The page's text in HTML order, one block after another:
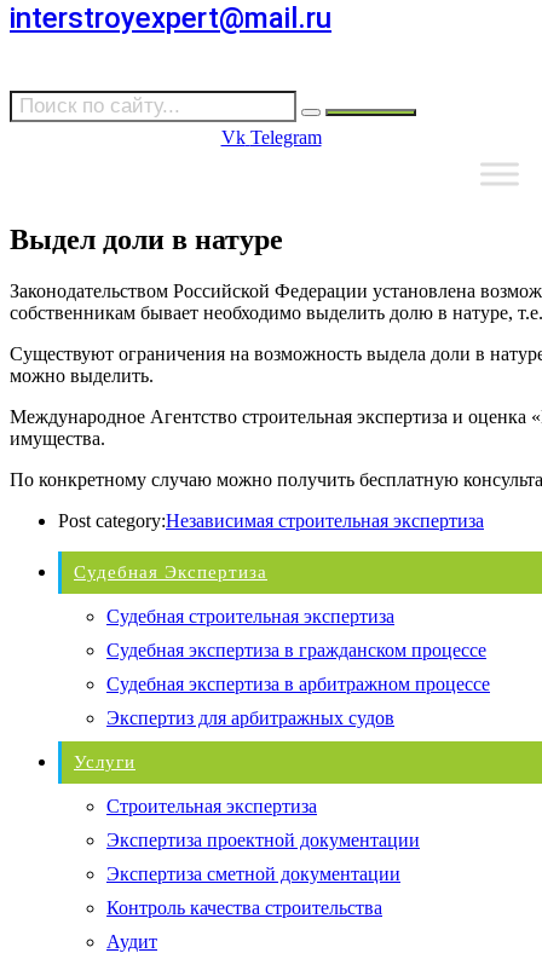
interstroyexpert@mail.ru
Vk Telegram
Выдел доли в натуре
Законодательством Российской Федерации установлена
собственникам бывает необходимо выделить долю в натуре,
Существуют ограничения на возможность выдела доли в
можно выделить.
Международное Агентство строительная экспертиза и оценка
имущества.
По конкретному случаю можно получить бесплатную
Post category:Независимая строительная экспертиза
Судебная Экспертиза
Судебная строительная экспертиза
Судебная экспертиза в гражданском процессе
Судебная экспертиза в арбитражном процессе
Экспертиз для арбитражных судов
Услуги
Строительная экспертиза
Экспертиза проектной документации
Экспертиза сметной документации
Контроль качества строительства
Аудит